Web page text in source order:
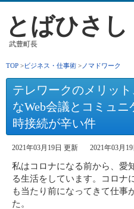
とばひさし
武豊町長
TOP ビジネス・仕事術 ノマドワーク
テレワークのメリッ
なWeb会議とコミュ
時接続が辛い件
2021年03月19日 更新 2021年03月
私はコロナになる前から、愛
る生活をしています。コロナ
も当たり前になってきて仕事
た。